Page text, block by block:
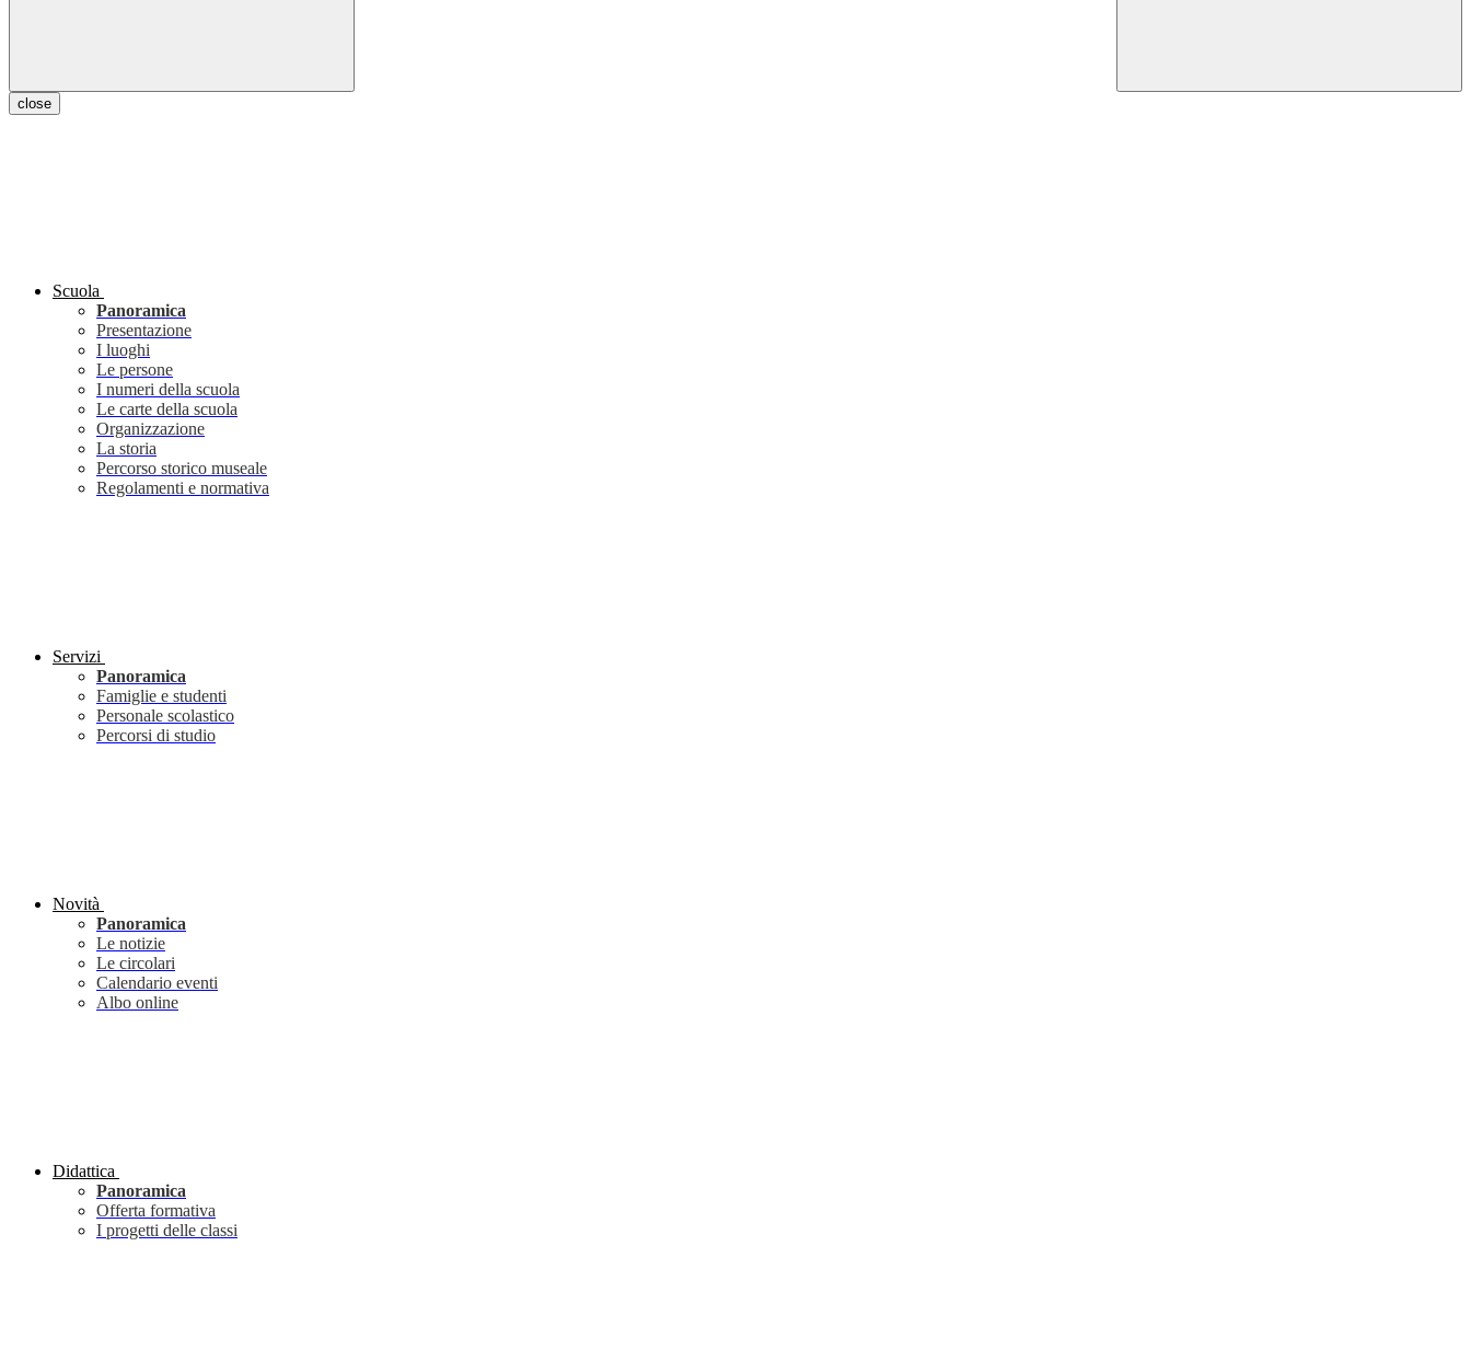
close
Scuola
Panoramica
Presentazione
I luoghi
Le persone
I numeri della scuola
Le carte della scuola
Organizzazione
La storia
Percorso storico museale
Regolamenti e normativa
Servizi
Panoramica
Famiglie e studenti
Personale scolastico
Percorsi di studio
Novità
Panoramica
Le notizie
Le circolari
Calendario eventi
Albo online
Didattica
Panoramica
Offerta formativa
I progetti delle classi